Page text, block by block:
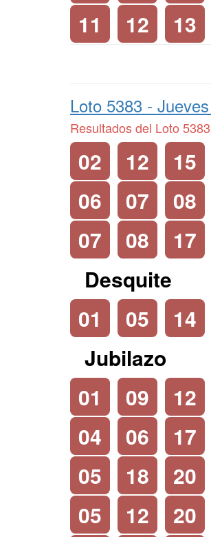
11
12 13
Loto 5383 -
Resultados del Loto 5383
02 12 15
06
07 08
07
08 17
Desquite
01
05 14
Jubilazo
01
09 12
04
06 17
05
18 20
05
12 20